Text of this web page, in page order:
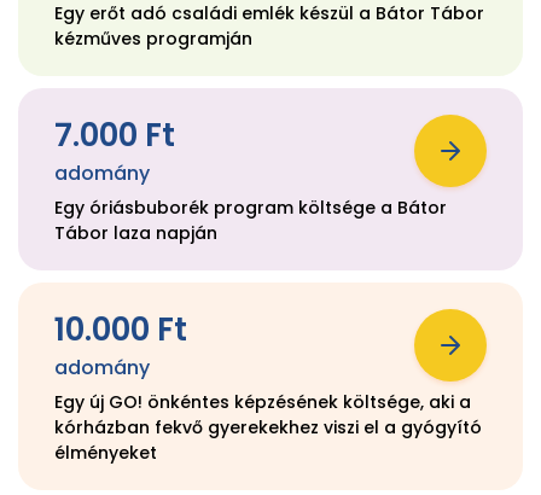
Egy erőt adó családi emlék készül a Bátor Tábor
kézműves programján
7.000 Ft
adomány
Egy óriásbuborék program költsége a Bátor
Tábor laza napján
10.000 Ft
adomány
Egy új GO! önkéntes képzésének költsége, aki a
kórházban fekvő gyerekekhez viszi el a gyógyító
élményeket